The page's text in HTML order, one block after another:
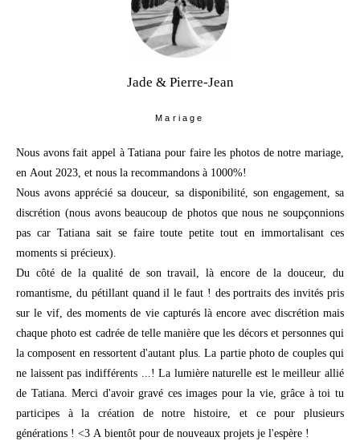
Jade & Pierre-Jean
Mariage
Nous avons fait appel à Tatiana pour faire les photos de notre mariage,
en Aout 2023, et nous la recommandons à 1000%!
Nous avons apprécié sa douceur, sa disponibilité, son engagement, sa
discrétion (nous avons beaucoup de photos que nous ne soupçonnions
pas car Tatiana sait se faire toute petite tout en immortalisant ces
moments si précieux).
Du côté de la qualité de son travail, là encore de la douceur, du
romantisme, du pétillant quand il le faut ! des portraits des invités pris
sur le vif, des moments de vie capturés là encore avec discrétion mais
chaque photo est cadrée de telle manière que les décors et personnes qui
la composent en ressortent d'autant plus. La partie photo de couples qui
ne laissent pas indifférents ...! La lumière naturelle est le meilleur allié
de Tatiana. Merci d'avoir gravé ces images pour la vie, grâce à toi tu
participes à la création de notre histoire, et ce pour plusieurs
générations ! <3 A bientôt pour de nouveaux projets je l'espère !